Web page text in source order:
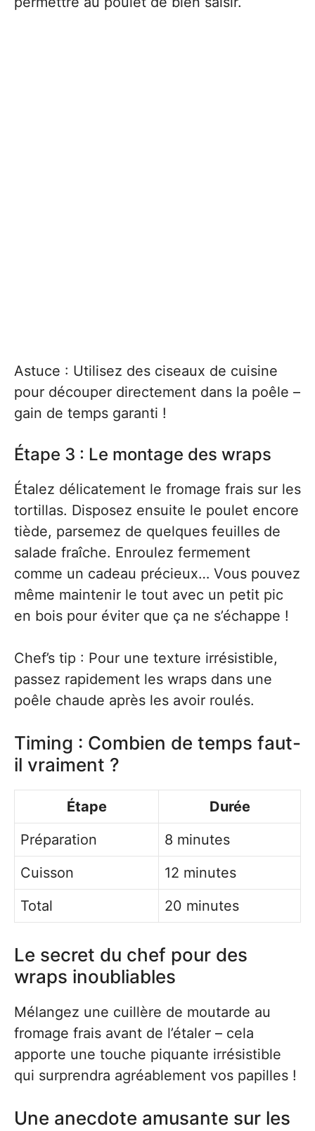
Astuce : Utilisez des ciseaux de cuisine
pour découper directement dans la poêle –
gain de temps garanti !
Étape 3 : Le montage des wraps
Étalez délicatement le fromage frais sur les
tortillas. Disposez ensuite le poulet encore
tiède, parsemez de quelques feuilles de
salade fraîche. Enroulez fermement
comme un cadeau précieux… Vous pouvez
même maintenir le tout avec un petit pic
en bois pour éviter que ça ne s’échappe !
Chef’s tip : Pour une texture irrésistible,
passez rapidement les wraps dans une
poêle chaude après les avoir roulés.
Timing : Combien de temps faut-
il vraiment ?
Étape
Durée
Préparation
8 minutes
Cuisson
12 minutes
Total
20 minutes
Le secret du chef pour des
wraps inoubliables
Mélangez une cuillère de moutarde au
fromage frais avant de l’étaler – cela
apporte une touche piquante irrésistible
qui surprendra agréablement vos papilles !
Une anecdote amusante sur les